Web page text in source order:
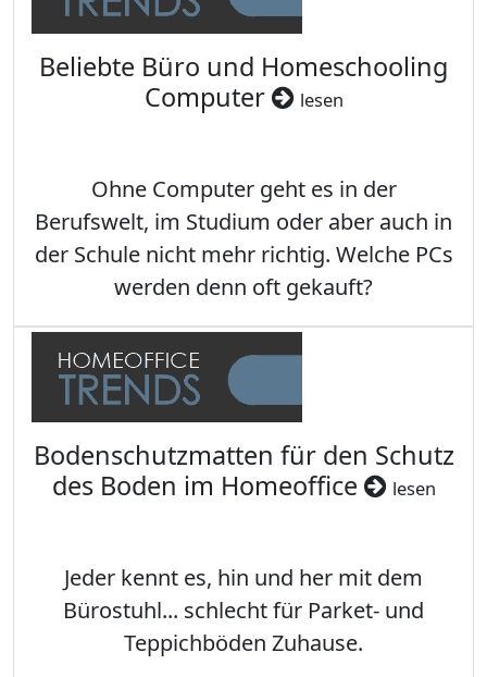
Beliebte Büro und Homeschooling
Computer
lesen
Ohne Computer geht es in der
Berufswelt, im Studium oder aber auch in
der Schule nicht mehr richtig. Welche PCs
werden denn oft gekauft?
Bodenschutzmatten für den Schutz
des Boden im Homeoffice
lesen
Jeder kennt es, hin und her mit dem
Bürostuhl... schlecht für Parket- und
Teppichböden Zuhause.